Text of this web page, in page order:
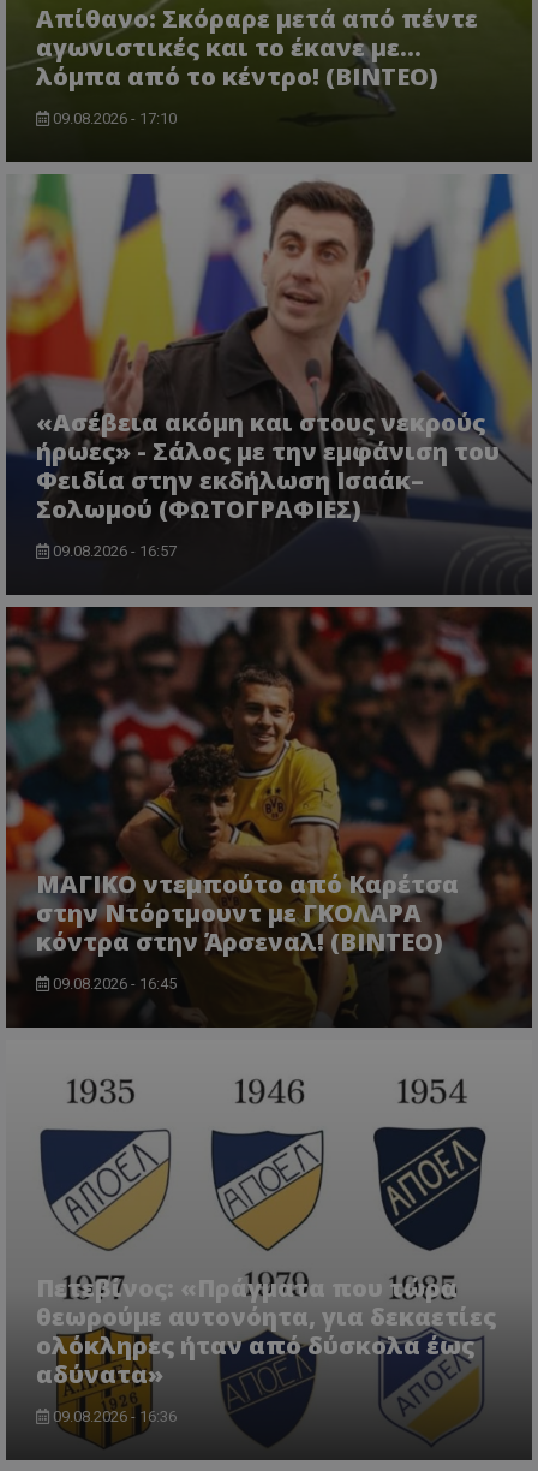
Απίθανο: Σκόραρε μετά από πέντε
αγωνιστικές και το έκανε με...
λόμπα από το κέντρο! (ΒΙΝΤΕΟ)
09.08.2026 - 17:10
«Ασέβεια ακόμη και στους νεκρούς
ήρωες» - Σάλος με την εμφάνιση του
Φειδία στην εκδήλωση Ισαάκ–
Σολωμού (ΦΩΤΟΓΡΑΦΙΕΣ)
09.08.2026 - 16:57
ΜΑΓΙΚΟ ντεμπούτο από Καρέτσα
στην Ντόρτμουντ με ΓΚΟΛΑΡΑ
κόντρα στην Άρσεναλ! (ΒΙΝΤΕΟ)
09.08.2026 - 16:45
Πετεβίνος: «Πράγματα που τώρα
θεωρούμε αυτονόητα, για δεκαετίες
ολόκληρες ήταν από δύσκολα έως
αδύνατα»
09.08.2026 - 16:36